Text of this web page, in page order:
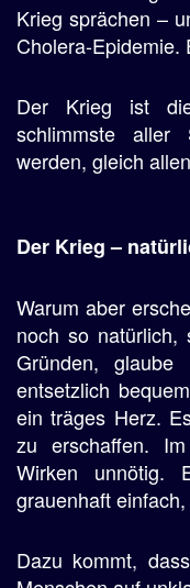
Krieg sprächen –
Cholera-Epidemie.
Der Krieg ist
schlimmste aller
werden, gleich
Der Krieg –
Warum aber
noch so natürlich,
Gründen,
entsetzlich
ein träges Herz.
zu erschaffen.
Wirken
grauenhaft
Dazu kommt,